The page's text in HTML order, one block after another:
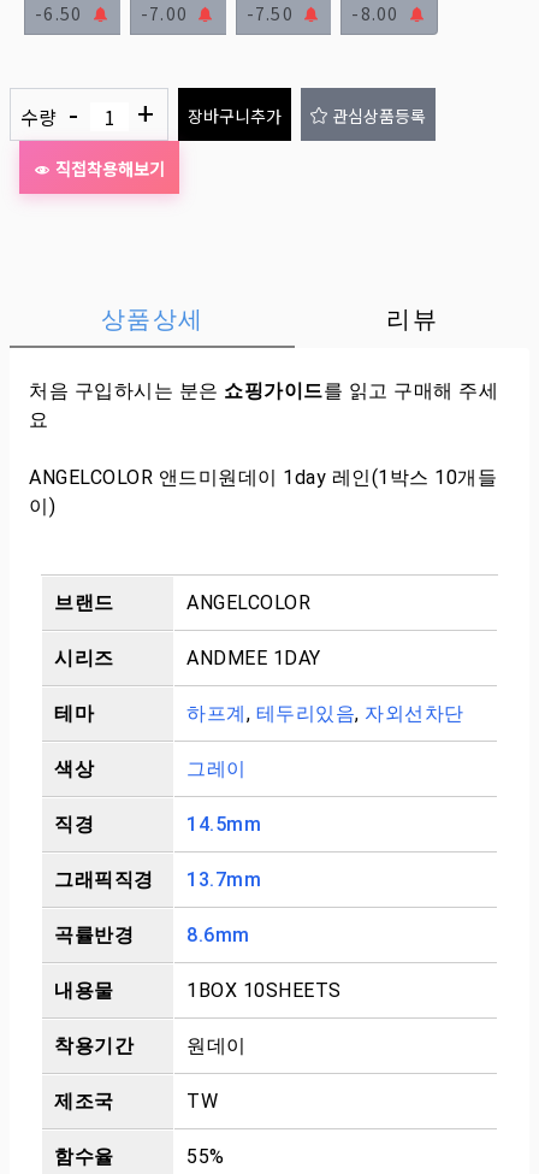
-6.50 -7.00 -7.50 -8.00
수량 - + 장바구니추가 관심상품등록
직접착용해보기
상품상세 리뷰
처음 구입하시는 분은 쇼핑가이드를 읽고 구매해 주세
요
ANGELCOLOR 앤드미원데이 1day 레인(1박스 10개들
이)
브랜드 ANGELCOLOR
시리즈 ANDMEE 1DAY
테마 하프계, 테두리있음, 자외선차단
색상 그레이
직경 14.5mm
그래픽직경 13.7mm
곡률반경 8.6mm
내용물 1BOX 10SHEETS
착용기간 원데이
제조국 TW
함수율 55%